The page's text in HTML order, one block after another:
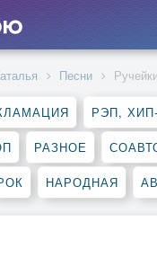
Песни Ручейки
РЭП,
РАЗНОЕ
НАРОДНАЯ